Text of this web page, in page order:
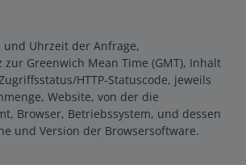
und Uhrzeit der Anfrage,
Greenwich Mean Time (GMT), Inhalt
HTTP-Statuscode, jeweils
Website, von der die
Browser, Betriebssystem, und dessen
und Version der Browsersoftware.